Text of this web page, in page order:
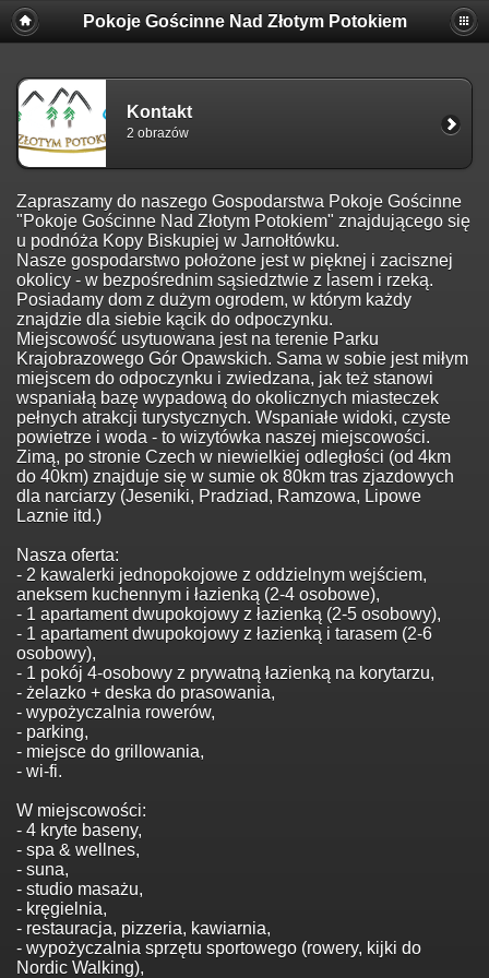
Pokoje Gościnne Nad Złotym Potokiem
Kontakt
2 obrazów
Zapraszamy do naszego Gospodarstwa Pokoje Gościnne
"Pokoje Gościnne Nad Złotym Potokiem" znajdującego się
u podnóża Kopy Biskupiej w Jarnołtówku.
Nasze gospodarstwo położone jest w pięknej i zacisznej
okolicy - w bezpośrednim sąsiedztwie z lasem i rzeką.
Posiadamy dom z dużym ogrodem, w którym każdy
znajdzie dla siebie kącik do odpoczynku.
Miejscowość usytuowana jest na terenie Parku
Krajobrazowego Gór Opawskich. Sama w sobie jest miłym
miejscem do odpoczynku i zwiedzana, jak też stanowi
wspaniałą bazę wypadową do okolicznych miasteczek
pełnych atrakcji turystycznych. Wspaniałe widoki, czyste
powietrze i woda - to wizytówka naszej miejscowości.
Zimą, po stronie Czech w niewielkiej odległości (od 4km
do 40km) znajduje się w sumie ok 80km tras zjazdowych
dla narciarzy (Jeseniki, Pradziad, Ramzowa, Lipowe
Laznie itd.)
Nasza oferta:
- 2 kawalerki jednopokojowe z oddzielnym wejściem,
aneksem kuchennym i łazienką (2-4 osobowe),
- 1 apartament dwupokojowy z łazienką (2-5 osobowy),
- 1 apartament dwupokojowy z łazienką i tarasem (2-6
osobowy),
- 1 pokój 4-osobowy z prywatną łazienką na korytarzu,
- żelazko + deska do prasowania,
- wypożyczalnia rowerów,
- parking,
- miejsce do grillowania,
- wi-fi.
W miejscowości:
- 4 kryte baseny,
- spa & wellnes,
- suna,
- studio masażu,
- kręgielnia,
- restauracja, pizzeria, kawiarnia,
- wypożyczalnia sprzętu sportowego (rowery, kijki do
Nordic Walking),